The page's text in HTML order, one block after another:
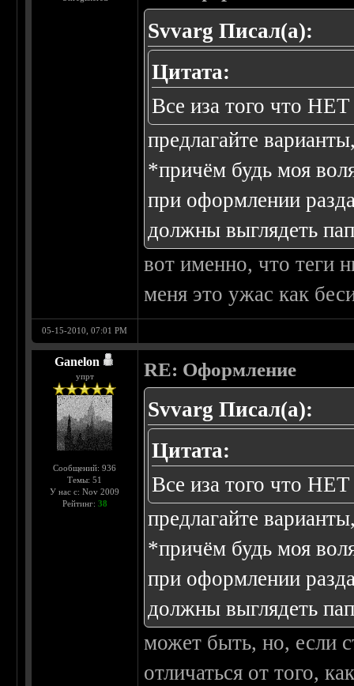
Svvarg Писал(а):
Цитата:
Все иза того что
предлагайте
*причём будь моя
при оформлении
должны выглядеть
вот именно, что теги
меня это ужас как
05-15-2010, 07:01 PM
Ganelon
упрт
Сообщений: 936
Темы: 51
У нас с: Nov 2009
Рейтинг: 38
RE: Оформление
Svvarg Писал(а):
Цитата:
Все иза того что
предлагайте
*причём будь моя
при оформлении
должны выглядеть
может быть, но, если
отличаться от того,